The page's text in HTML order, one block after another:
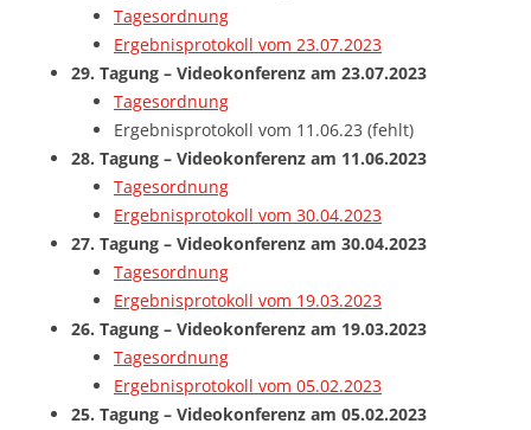
Tagesordnung
Ergebnisprotokoll vom 23.07.2023
29. Tagung – Videokonferenz am 23.07.2023
Tagesordnung
Ergebnisprotokoll vom 11.06.23 (fehlt)
28. Tagung – Videokonferenz am 11.06.2023
Tagesordnung
Ergebnisprotokoll vom 30.04.2023
27. Tagung – Videokonferenz am 30.04.2023
Tagesordnung
Ergebnisprotokoll vom 19.03.2023
26. Tagung – Videokonferenz am 19.03.2023
Tagesordnung
Ergebnisprotokoll vom 05.02.2023
25. Tagung – Videokonferenz am 05.02.2023